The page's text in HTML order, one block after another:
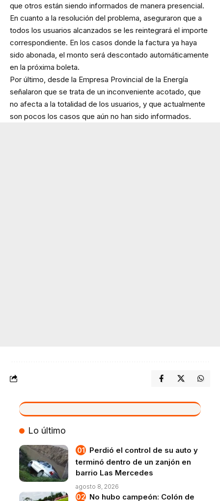
que otros están siendo informados de manera presencial.
En cuanto a la resolución del problema, aseguraron que a
todos los usuarios alcanzados se les reintegrará el importe
correspondiente. En los casos donde la factura ya haya
sido abonada, el monto será descontado automáticamente
en la próxima boleta.
Por último, desde la Empresa Provincial de la Energía
señalaron que se trata de un inconveniente acotado, que
no afecta a la totalidad de los usuarios, y que actualmente
son pocos los casos que aún no han sido informados.
VIVO
Lo último
Perdió el control de su auto y
terminó dentro de un zanjón en
barrio Las Mercedes
agosto 8, 2026
No hubo campeón: Colón de